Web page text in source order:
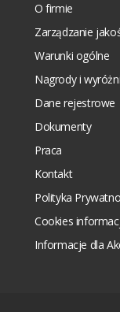
O firmie
Zarządzanie
Warunki ogólne
Nagrody i
Dane rejestrowe
Dokumenty
Praca
Kontakt
Polityka
Cookies
Informacje dla